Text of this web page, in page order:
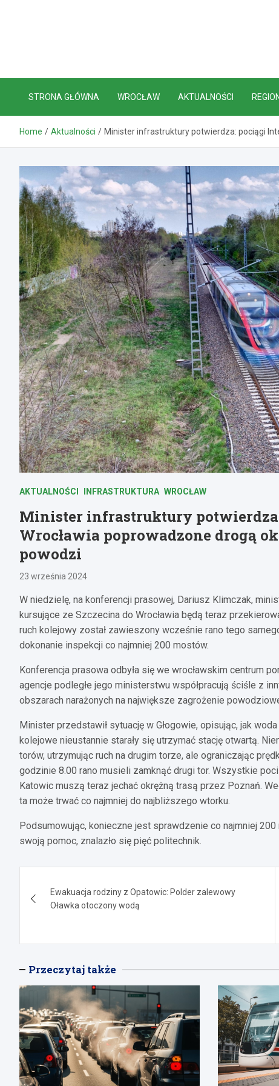
STRONA GŁÓWNA WROCŁAW AKTUALNOŚCI REGION
Home Aktualności Minister infrastruktury potwierdza: pociągi
AKTUALNOŚCI INFRASTRUKTURA WROCŁAW
Minister infrastruktury
Wrocławia poprowadzone drogą
powodzi
23 września 2024
W niedzielę, na konferencji prasowej, Dariusz Klimczak,
kursujące ze Szczecina do Wrocławia będą teraz
ruch kolejowy został zawieszony wcześnie rano tego
dokonanie inspekcji co najmniej 200 mostów.
Konferencja prasowa odbyła się we wrocławskim centrum
agencje podległe jego ministerstwu współpracują ściśle z
obszarach narażonych na największe zagrożenie
Minister przedstawił sytuację w Głogowie, opisując, jak
kolejowe nieustannie starały się utrzymać stację otwartą.
torów, utrzymując ruch na drugim torze, ale ograniczając
godzinie 8.00 rano musieli zamknąć drugi tor. Wszystkie
Katowic muszą teraz jechać okrężną trasą przez Poznań.
ta może trwać co najmniej do najbliższego wtorku.
Podsumowując, konieczne jest sprawdzenie co najmniej
swoją pomoc, znalazło się pięć politechnik.
wpisu
Ewakuacja rodziny z Opatowic: Polder zalewowy
Oławka otoczony wodą
Przeczytaj także